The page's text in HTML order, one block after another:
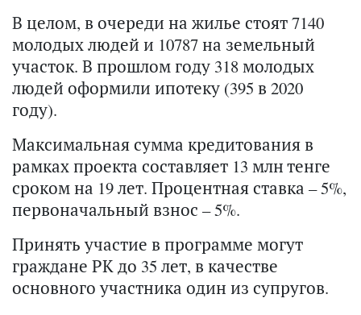
В целом, в очереди на жилье стоят 7140
молодых людей и 10787 на земельный
участок. В прошлом году 318 молодых
людей оформили ипотеку (395 в 2020
году).
Максимальная сумма кредитования в
рамках проекта составляет 13 млн тенге
сроком на 19 лет. Процентная ставка – 5%,
первоначальный взнос – 5%.
Принять участие в программе могут
граждане РК до 35 лет, в качестве
основного участника один из супругов.